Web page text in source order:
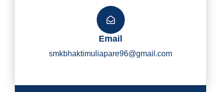
Y
I
Email
smkbhaktimuliapare96@gmail.com